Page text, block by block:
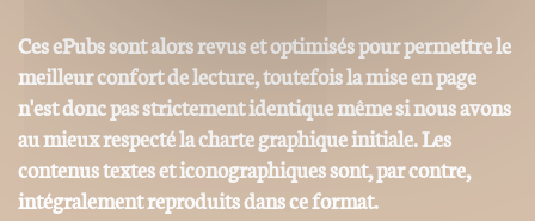
Ces ePubs sont alors revus et optimisés pour permettre le
meilleur confort de lecture, toutefois la mise en page
n'est donc pas strictement identique même si nous avons
au mieux respecté la charte graphique initiale. Les
contenus textes et iconographiques sont, par contre,
intégralement reproduits dans ce format.